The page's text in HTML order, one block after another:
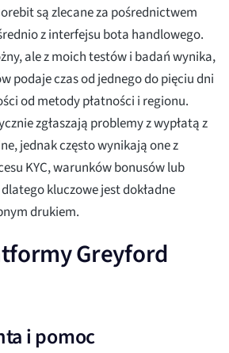
są zlecane za pośrednictwem
z interfejsu bota handlowego.
ale z moich testów i badań wynika,
podaje czas od jednego do pięciu dni
od metody płatności i regionu.
zgłaszają problemy z wypłatą z
jednak często wynikają one z
KYC, warunków bonusów lub
kluczowe jest dokładne
drukiem.
Greyford
i pomoc